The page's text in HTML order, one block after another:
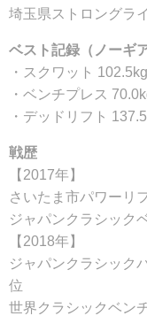
埼玉県ストロングラ
ベスト記録（ノーギア
・スクワット 102.5kg
・ベンチプレス
・デッドリフト
戦歴
【2017年】
さいたま市パワーリ
ジャパンクラシック
【2018年】
ジャパンクラシック
位
世界クラシックベン